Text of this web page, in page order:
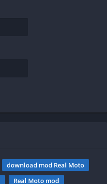
download mod Real Moto
Real Moto mod